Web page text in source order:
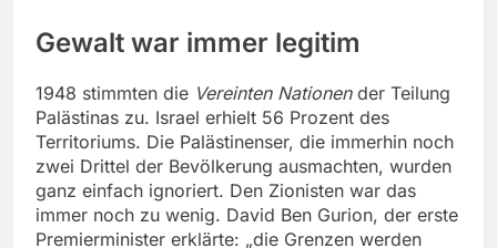
Gewalt war immer legitim
1948 stimmten die Vereinten Nationender Teilung
Palästinas zu. Israel erhielt 56 Prozent des
Territoriums. Die Palästinenser, die immerhin noch
zwei Drittel der Bevölkerung ausmachten, wurden
ganz einfach ignoriert. Den Zionisten war das
immer noch zu wenig. David Ben Gurion, der erste
Premierminister erklärte: „die Grenzen werden